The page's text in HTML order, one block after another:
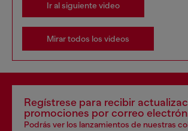
Ir al siguiente video
Mirar todos los videos
Regístrese para recibir
promociones por correo
Podrás ver los lanzamientos de nuestras